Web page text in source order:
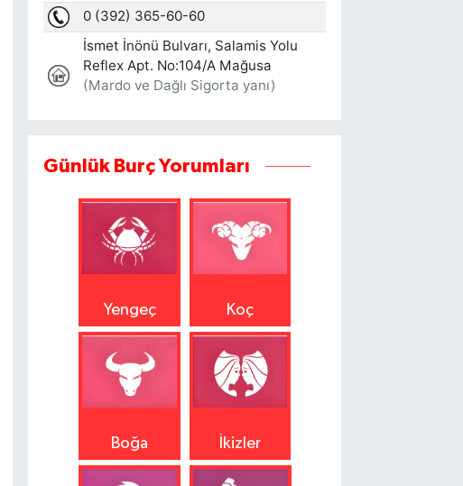
Günlük Burç Yorumları
Yengeç Koç
Boğa İkizler